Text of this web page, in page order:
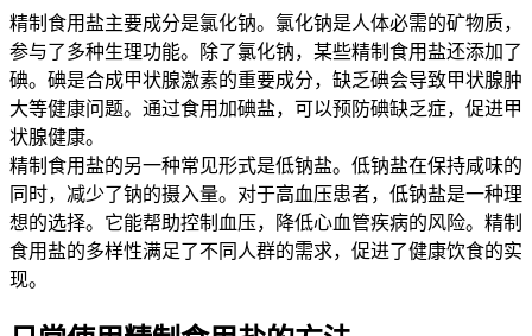
精制食用盐主要成分是氯化钠。氯化钠是人体必需的矿物质，
参与了多种生理功能。除了氯化钠，某些精制食用盐还添加了
碘。碘是合成甲状腺激素的重要成分，缺乏碘会导致甲状腺肿
大等健康问题。通过食用加碘盐，可以预防碘缺乏症，促进甲
状腺健康。
精制食用盐的另一种常见形式是低钠盐。低钠盐在保持咸味的
同时，减少了钠的摄入量。对于高血压患者，低钠盐是一种理
想的选择。它能帮助控制血压，降低心血管疾病的风险。精制
食用盐的多样性满足了不同人群的需求，促进了健康饮食的实
现。